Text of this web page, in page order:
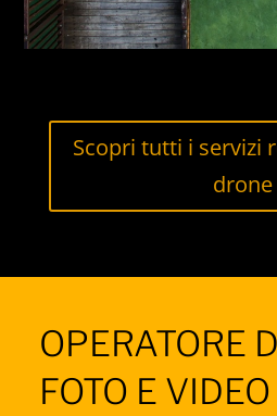
Scopri tutti i servizi
drone
OPERATORE
FOTO E